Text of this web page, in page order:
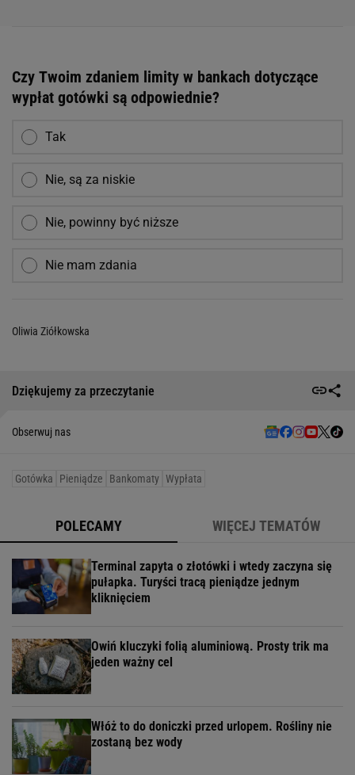
Czy Twoim zdaniem limity w bankach dotyczące
wypłat gotówki są odpowiednie?
Tak
Nie, są za niskie
Nie, powinny być niższe
Nie mam zdania
Oliwia Ziółkowska
Dziękujemy za przeczytanie
Obserwuj nas
Gotówka Pieniądze Bankomaty Wypłata
POLECAMY WIĘCEJ TEMATÓW
Terminal zapyta o złotówki i wtedy zaczyna się
pułapka. Turyści tracą pieniądze jednym
kliknięciem
Owiń kluczyki folią aluminiową. Prosty trik ma
jeden ważny cel
Włóż to do doniczki przed urlopem. Rośliny nie
zostaną bez wody